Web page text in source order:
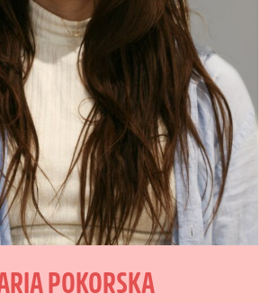
POKORSKA